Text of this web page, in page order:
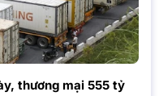
thương mại 555 tỷ